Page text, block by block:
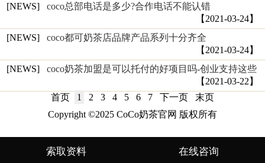
[NEWS]coco总部电话是多少?合作电话不能认错
【2021-03-24】
[NEWS]coco都可奶茶店品牌产品系列十分齐全
【2021-03-24】
[NEWS]coco奶茶加盟是可以托付的好项目吗-创业支持这些
【2021-03-22】
首页
1 2 3 4 5 6 7 下一页
末页
Copyright ©2025 CoCo奶茶官网 版权所有
索取资料 在线咨询